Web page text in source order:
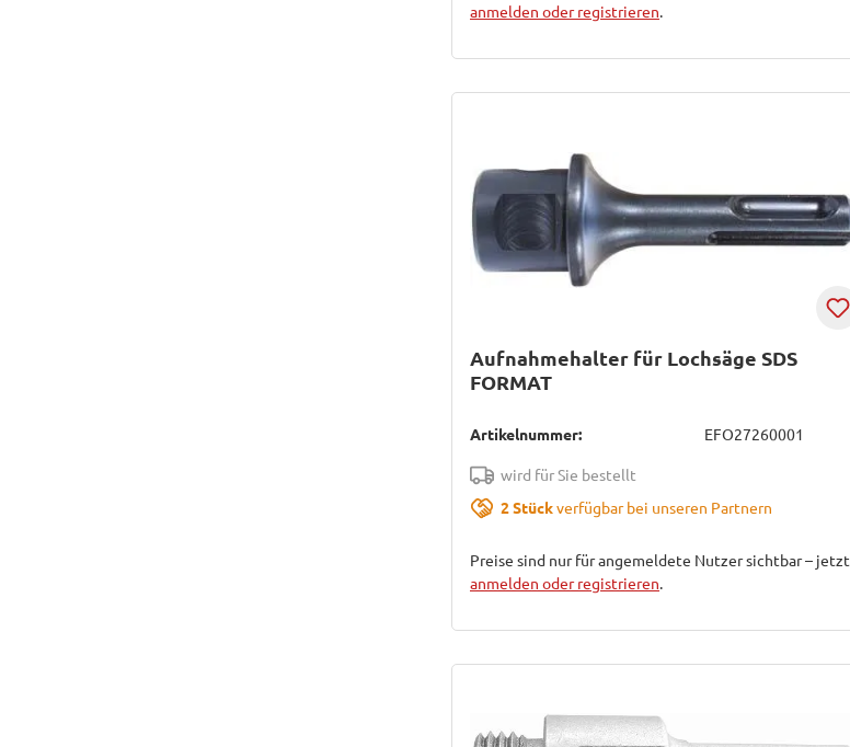
anmelden oder registrieren.
Aufnahmehalter für Lochsäge SDS
FORMAT
Artikelnummer: EFO27260001
wird für Sie bestellt
2 Stückverfügbar bei unseren Partnern
Preise sind nur für angemeldete Nutzer sichtbar – jetzt
anmelden oder registrieren.